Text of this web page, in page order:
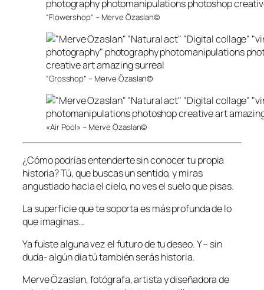
“Flowershop” – Merve Özaslan©
“Grosshop” – Merve Özaslan©
«Air Pool» – Merve Özaslan©
¿Cómo podrías entenderte sin conocer tu propia
historia? Tú, que buscas un sentido, y miras
angustiado hacia el cielo, no ves el suelo que pisas.
La superficie que te soporta es más profunda de lo
que imaginas…
Ya fuiste alguna vez el futuro de tu deseo. Y – sin
duda- algún día tú también serás historia.
Merve Özaslan, fotógrafa, artista y diseñadora de